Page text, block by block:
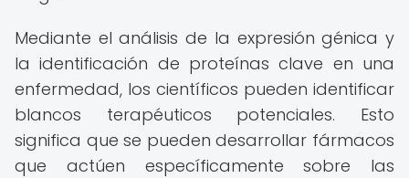
Mediante el análisis de la expresión génica y
la identificación de proteínas clave en una
enfermedad, los científicos pueden identificar
blancos terapéuticos potenciales. Esto
significa que se pueden desarrollar fármacos
que actúen específicamente sobre las